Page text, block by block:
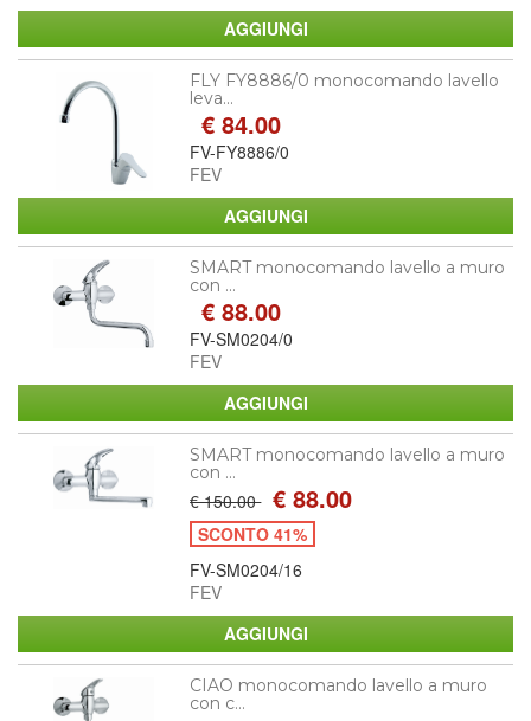
FLY FY8886/0 monocomando lavello
leva...
€ 84.00
FV-FY8886/0
FEV
SMART monocomando lavello a muro
con ...
€ 88.00
FV-SM0204/0
FEV
SMART monocomando lavello a muro
con ...
€ 150.00 € 88.00
SCONTO 41%
FV-SM0204/16
FEV
CIAO monocomando lavello a muro
con c...